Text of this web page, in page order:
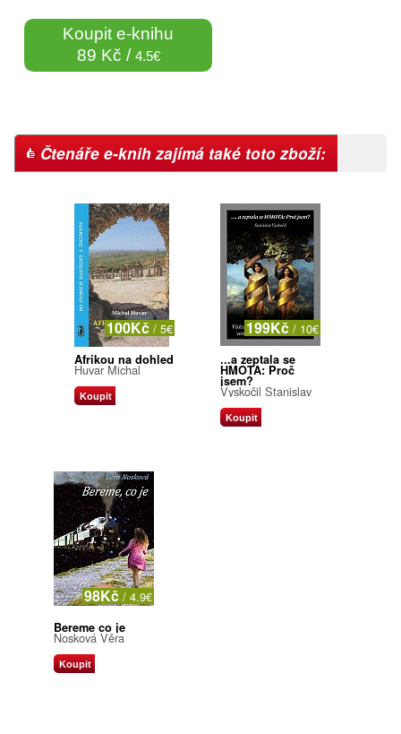
Koupit e-knihu
89 Kč / 4.5€
Čtenáře e-knih zajímá také toto zboží:
100Kč / 5€
Afrikou na dohled
Huvar Michal
Koupit
199Kč / 10€
...a zeptala se
HMOTA: Proč
jsem?
Vyskočil Stanislav
Koupit
98Kč / 4.9€
Bereme co je
Nosková Věra
Koupit